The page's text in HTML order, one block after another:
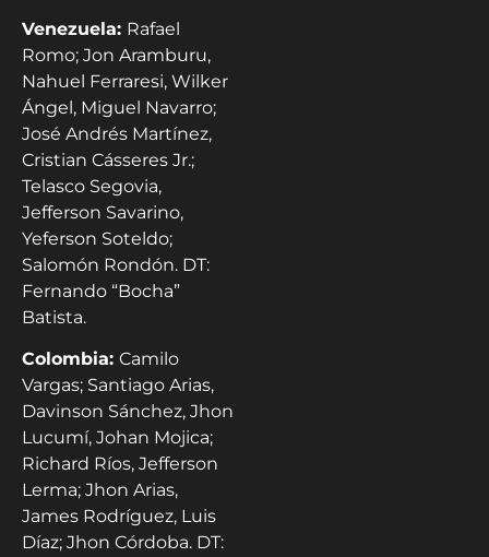
Venezuela: Rafael
Romo; Jon Aramburu,
Nahuel Ferraresi, Wilker
Ángel, Miguel Navarro;
José Andrés Martínez,
Cristian Cásseres Jr.;
Telasco Segovia,
Jefferson Savarino,
Yeferson Soteldo;
Salomón Rondón. DT:
Fernando “Bocha”
Batista.
Colombia: Camilo
Vargas; Santiago Arias,
Davinson Sánchez, Jhon
Lucumí, Johan Mojica;
Richard Ríos, Jefferson
Lerma; Jhon Arias,
James Rodríguez, Luis
Díaz; Jhon Córdoba. DT: